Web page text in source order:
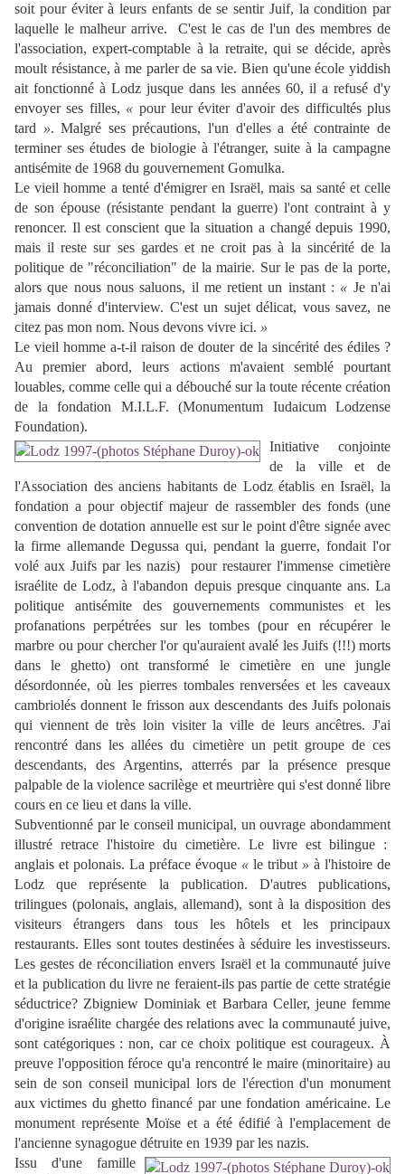
soit pour éviter à leurs enfants de se sentir Juif, la condition par
laquelle le malheur arrive. C'est le cas de l'un des membres de
l'association, expert-comptable à la retraite, qui se décide, après
moult résistance, à me parler de sa vie. Bien qu'une école yiddish
ait fonctionné à Lodz jusque dans les années 60, il a refusé d'y
envoyer ses filles, « pour leur éviter d'avoir des difficultés plus
tard ». Malgré ses précautions, l'un d'elles a été contrainte de
terminer ses études de biologie à l'étranger, suite à la campagne
antisémite de 1968 du gouvernement Gomulka.
Le vieil homme a tenté d'émigrer en Israël, mais sa santé et celle
de son épouse (résistante pendant la guerre) l'ont contraint à y
renoncer. Il est conscient que la situation a changé depuis 1990,
mais il reste sur ses gardes et ne croit pas à la sincérité de la
politique de "réconciliation" de la mairie. Sur le pas de la porte,
alors que nous nous saluons, il me retient un instant : « Je n'ai
jamais donné d'interview. C'est un sujet délicat, vous savez, ne
citez pas mon nom. Nous devons vivre ici. »
Le vieil homme a-t-il raison de douter de la sincérité des édiles ?
Au premier abord, leurs actions m'avaient semblé pourtant
louables, comme celle qui a débouché sur la toute récente création
de la fondation M.I.L.F. (Monumentum Iudaicum Lodzense
Foundation).
Initiative conjointe
de la ville et de
l'Association des anciens habitants de Lodz établis en Israël, la
fondation a pour objectif majeur de rassembler des fonds (une
convention de dotation annuelle est sur le point d'être signée avec
la firme allemande Degussa qui, pendant la guerre, fondait l'or
volé aux Juifs par les nazis) pour restaurer l'immense cimetière
israélite de Lodz, à l'abandon depuis presque cinquante ans. La
politique antisémite des gouvernements communistes et les
profanations perpétrées sur les tombes (pour en récupérer le
marbre ou pour chercher l'or qu'auraient avalé les Juifs (!!!) morts
dans le ghetto) ont transformé le cimetière en une jungle
désordonnée, où les pierres tombales renversées et les caveaux
cambriolés donnent le frisson aux descendants des Juifs polonais
qui viennent de très loin visiter la ville de leurs ancêtres. J'ai
rencontré dans les allées du cimetière un petit groupe de ces
descendants, des Argentins, atterrés par la présence presque
palpable de la violence sacrilège et meurtrière qui s'est donné libre
cours en ce lieu et dans la ville.
Subventionné par le conseil municipal, un ouvrage abondamment
illustré retrace l'histoire du cimetière. Le livre est bilingue :
anglais et polonais. La préface évoque « le tribut » à l'histoire de
Lodz que représente la publication. D'autres publications,
trilingues (polonais, anglais, allemand), sont à la disposition des
visiteurs étrangers dans tous les hôtels et les principaux
restaurants. Elles sont toutes destinées à séduire les investisseurs.
Les gestes de réconciliation envers Israël et la communauté juive
et la publication du livre ne feraient-ils pas partie de cette stratégie
séductrice? Zbigniew Dominiak et Barbara Celler, jeune femme
d'origine israélite chargée des relations avec la communauté juive,
sont catégoriques : non, car ce choix politique est courageux. À
preuve l'opposition féroce qu'a rencontré le maire (minoritaire) au
sein de son conseil municipal lors de l'érection d'un monument
aux victimes du ghetto financé par une fondation américaine. Le
monument représente Moïse et a été édifié à l'emplacement de
l'ancienne synagogue détruite en 1939 par les nazis.
Issu d'une famille